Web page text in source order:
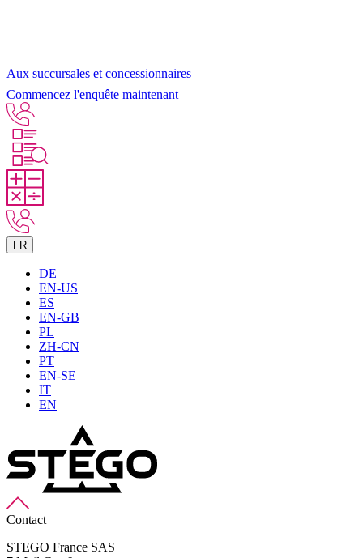
Aux succursales et concessionnaires
Commencez l'enquête maintenant
FR
DE
EN-US
ES
EN-GB
PL
ZH-CN
PT
EN-SE
IT
EN
Contact
STEGO France SAS